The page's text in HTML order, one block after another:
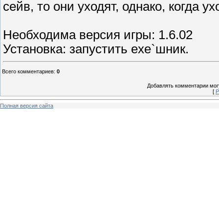
сейв, то они уходят, однако, когда
Необходима версия игры: 1.6.02
Установка: запустить exe`шник.
Всего комментариев: 0
Добавлять комментарии
[
Полная версия сайта